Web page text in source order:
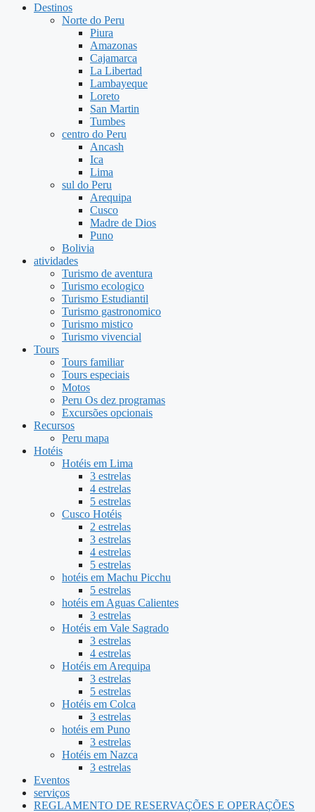
Destinos
Norte do Peru
Piura
Amazonas
Cajamarca
La Libertad
Lambayeque
Loreto
San Martin
Tumbes
centro do Peru
Ancash
Ica
Lima
sul do Peru
Arequipa
Cusco
Madre de Dios
Puno
Bolivia
atividades
Turismo de aventura
Turismo ecologico
Turismo Estudiantil
Turismo gastronomico
Turismo mistico
Turismo vivencial
Tours
Tours familiar
Tours especiais
Motos
Peru Os dez programas
Excursões opcionais
Recursos
Peru mapa
Hotéis
Hotéis em Lima
3 estrelas
4 estrelas
5 estrelas
Cusco Hotéis
2 estrelas
3 estrelas
4 estrelas
5 estrelas
hotéis em Machu Picchu
5 estrelas
hotéis em Aguas Calientes
3 estrelas
Hotéis em Vale Sagrado
3 estrelas
4 estrelas
Hotéis em Arequipa
3 estrelas
5 estrelas
Hotéis em Colca
3 estrelas
hotéis em Puno
3 estrelas
Hotéis em Nazca
3 estrelas
Eventos
serviços
REGLAMENTO DE RESERVAÇÕES E OPERAÇÕES